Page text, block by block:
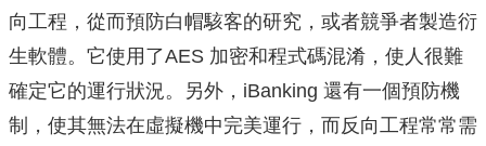
向工程，從而預防白帽駭客的研究，或者競爭者製造衍
生軟體。 它使用了AES 加密和程式碼混淆，使人很難
確定它的運行狀況。 另外，iBanking 還有一個預防機
制，使其無法在虛擬機中完美運行，而反向工程常常需